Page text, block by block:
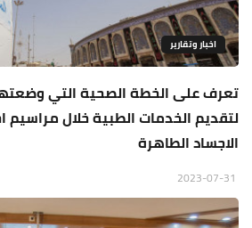
اخبار وتقارير
تعرف على الخطة الصحية التي
لتقديم الخدمات الطبية خلال مراسيم
الاجساد الطاهرة